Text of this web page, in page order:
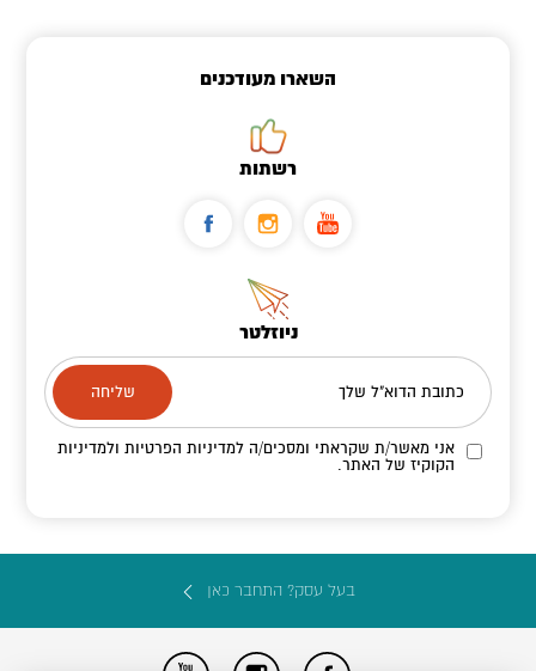
השארו מעודכנים
רשתות
ניוזלטר
כתובת הדוא"ל שלך
אני מאשר/ת שקראתי ומסכים/הלמדיניות הפרטיות ולמדיניות
הקוקיז של האתר.
בעל עסק? התחבר כאן